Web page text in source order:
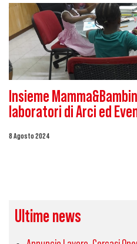
Insieme
laboratori di Arci ed
8 Agosto 2024
Ultime news